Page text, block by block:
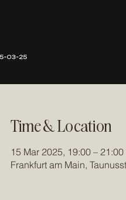
Time & Location
15 Mar 2025, 19:00 – 21:00
Frankfurt am Main,